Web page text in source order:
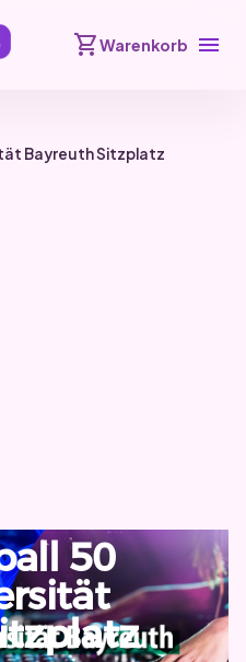
shopping_cartWarenkorb menu
Bayreuth Sitzplatz
50